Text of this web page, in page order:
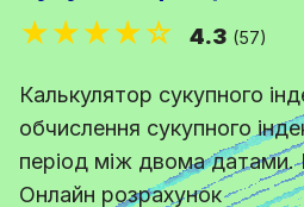
★★★★☆ 4.3 (57)
Калькулятор сукупного
обчислення сукупного
період між двома датами.
Онлайн розрахунок